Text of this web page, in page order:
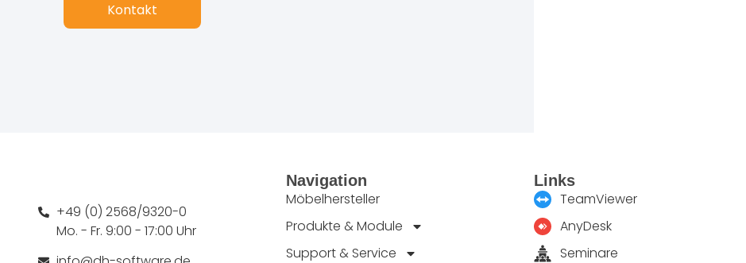
Kontakt
+49 (0) 2568/9320-0
Mo. - Fr. 9:00 - 17:00 Uhr
Navigation
Möbelhersteller
Produkte & Module
Support & Service
Links
TeamViewer
AnyDesk
Seminare